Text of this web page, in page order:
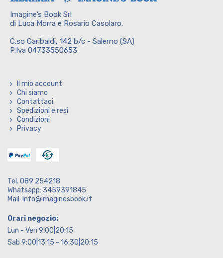
Imagine’s Book Srl
di Luca Morra e Rosario Casolaro.
C.so Garibaldi, 142 b/c - Salerno (SA)
P.Iva 04733550653
Il mio account
Chi siamo
Contattaci
Spedizioni e resi
Condizioni
Privacy
Tel. 089 254218
Whatsapp: 3459391845
Mail: info@imaginesbook.it
Orari negozio:
Lun - Ven 9:00|20:15
Sab 9:00|13:15 - 16:30|20:15